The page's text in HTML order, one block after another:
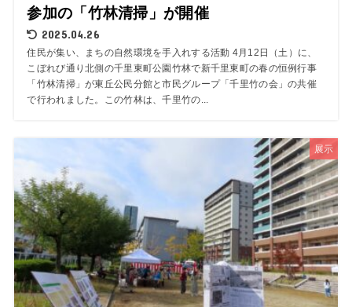
参加の「竹林清掃」が開催
2025.04.26
住民が集い、まちの自然環境を手入れする活動 4月12日（土）に、
こぼれび通り北側の千里東町公園竹林で新千里東町の春の恒例行事
「竹林清掃」が東丘公民分館と市民グループ「千里竹の会」の共催
で行われました。この竹林は、千里竹の...
展示